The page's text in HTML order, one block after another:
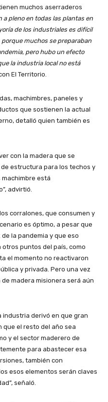
muchos aserraderos
a pleno en todas las plantas en
de los industriales es difícil
muchos se preparaban
pero hubo un efecto
la industria local no está
El Territorio.
machimbres, paneles y
que sostienen la actual
detalló quien también es
con la madera que se
estructura para los techos y
está
advirtió.
corralones, que consumen y
es óptimo, a pesar que
la pandemia y que eso
puntos del país, como
el momento no reactivaron
y privada. Pero una vez
madera misionera será aún
industria derivó en que gran
que el resto del año sea
y el sector maderero de
para abastecer esa
también con
esos elementos serán claves
señaló.